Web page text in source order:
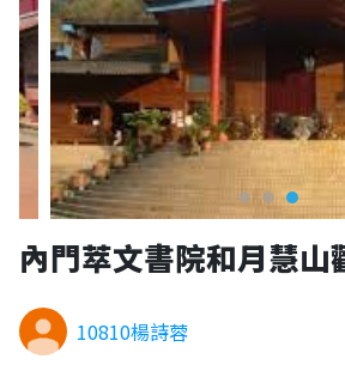
內門萃文書院和月慧山
10810楊詩蓉